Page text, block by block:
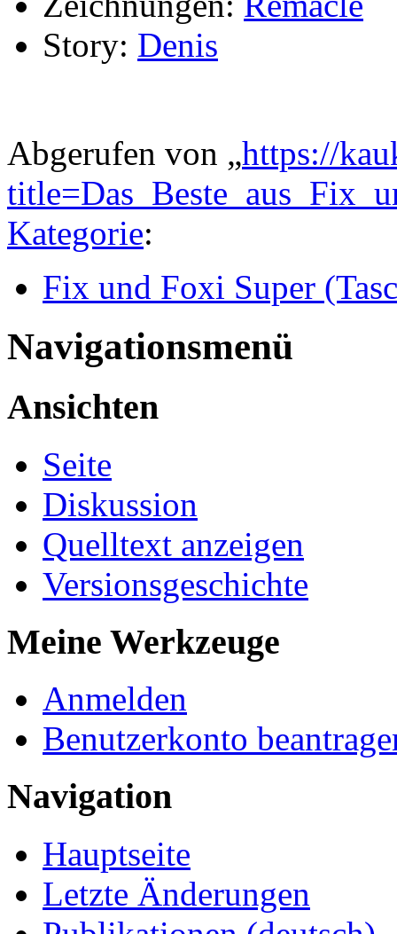
Story: Denis
Abgerufen von „https://
Kategorie:
Fix und Foxi Super
Navigationsmenü
Ansichten
Seite
Diskussion
Quelltext anzeigen
Versionsgeschichte
Meine Werkzeuge
Anmelden
Benutzerkonto
Navigation
Hauptseite
Letzte Änderungen